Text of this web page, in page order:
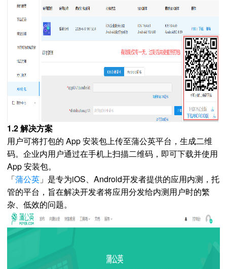
1.2 解决方案
用户可将打包的 App 安装包上传至蒲公英平台，生成二维
码。企业内用户通过在手机上扫描二维码，即可下载并使用
App 安装包。
「蒲公英 」是专为iOS、Android开发者提供的应用内测，托
管的平台，旨在解决开发者将应用分发给内测用户时的繁
杂、低效的问题。